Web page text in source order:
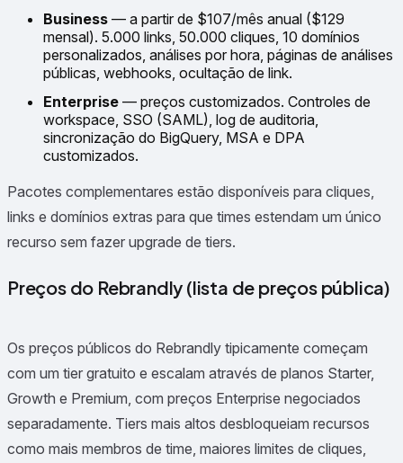
Business — a partir de $107/mês anual ($129
mensal). 5.000 links, 50.000 cliques, 10 domínios
personalizados, análises por hora, páginas de análises
públicas, webhooks, ocultação de link.
Enterprise — preços customizados. Controles de
workspace, SSO (SAML), log de auditoria,
sincronização do BigQuery, MSA e DPA
customizados.
Pacotes complementares estão disponíveis para cliques,
links e domínios extras para que times estendam um único
recurso sem fazer upgrade de tiers.
Preços do Rebrandly (lista de preços pública)
Os preços públicos do Rebrandly tipicamente começam
com um tier gratuito e escalam através de planos Starter,
Growth e Premium, com preços Enterprise negociados
separadamente. Tiers mais altos desbloqueiam recursos
como mais membros de time, maiores limites de cliques,